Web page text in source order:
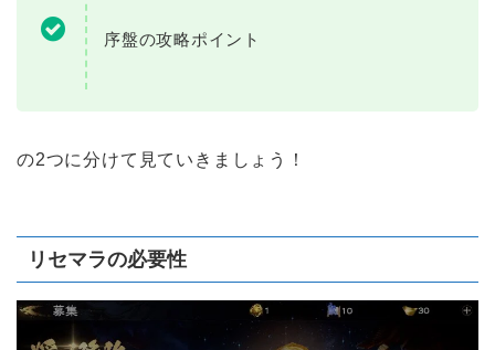
序盤の攻略ポイント
の2つに分けて見ていきましょう！
リセマラの必要性